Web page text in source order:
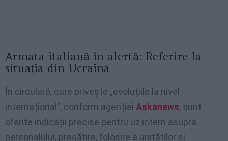
Armata italiană în alertă: Referire la
situația din Ucraina
În circulară, care privește „evoluțiile la nivel
internațional”, conform agenției Askanews, sunt
oferite indicații precise pentru uz intern asupra
personalului, pregătire, folosire a unităților și